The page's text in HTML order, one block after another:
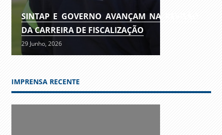
SINTAP E GOVERNO AVANÇAM NA REVISÃO
DA CARREIRA DE FISCALIZAÇÃO
29 Junho, 2026
IMPRENSA RECENTE